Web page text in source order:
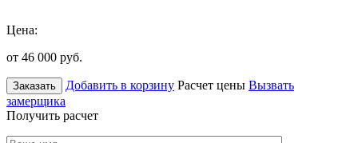
Цена:
от 46 000 руб.
Заказать Добавить в корзину Расчет цены Вызвать
замерщика
Получить расчет